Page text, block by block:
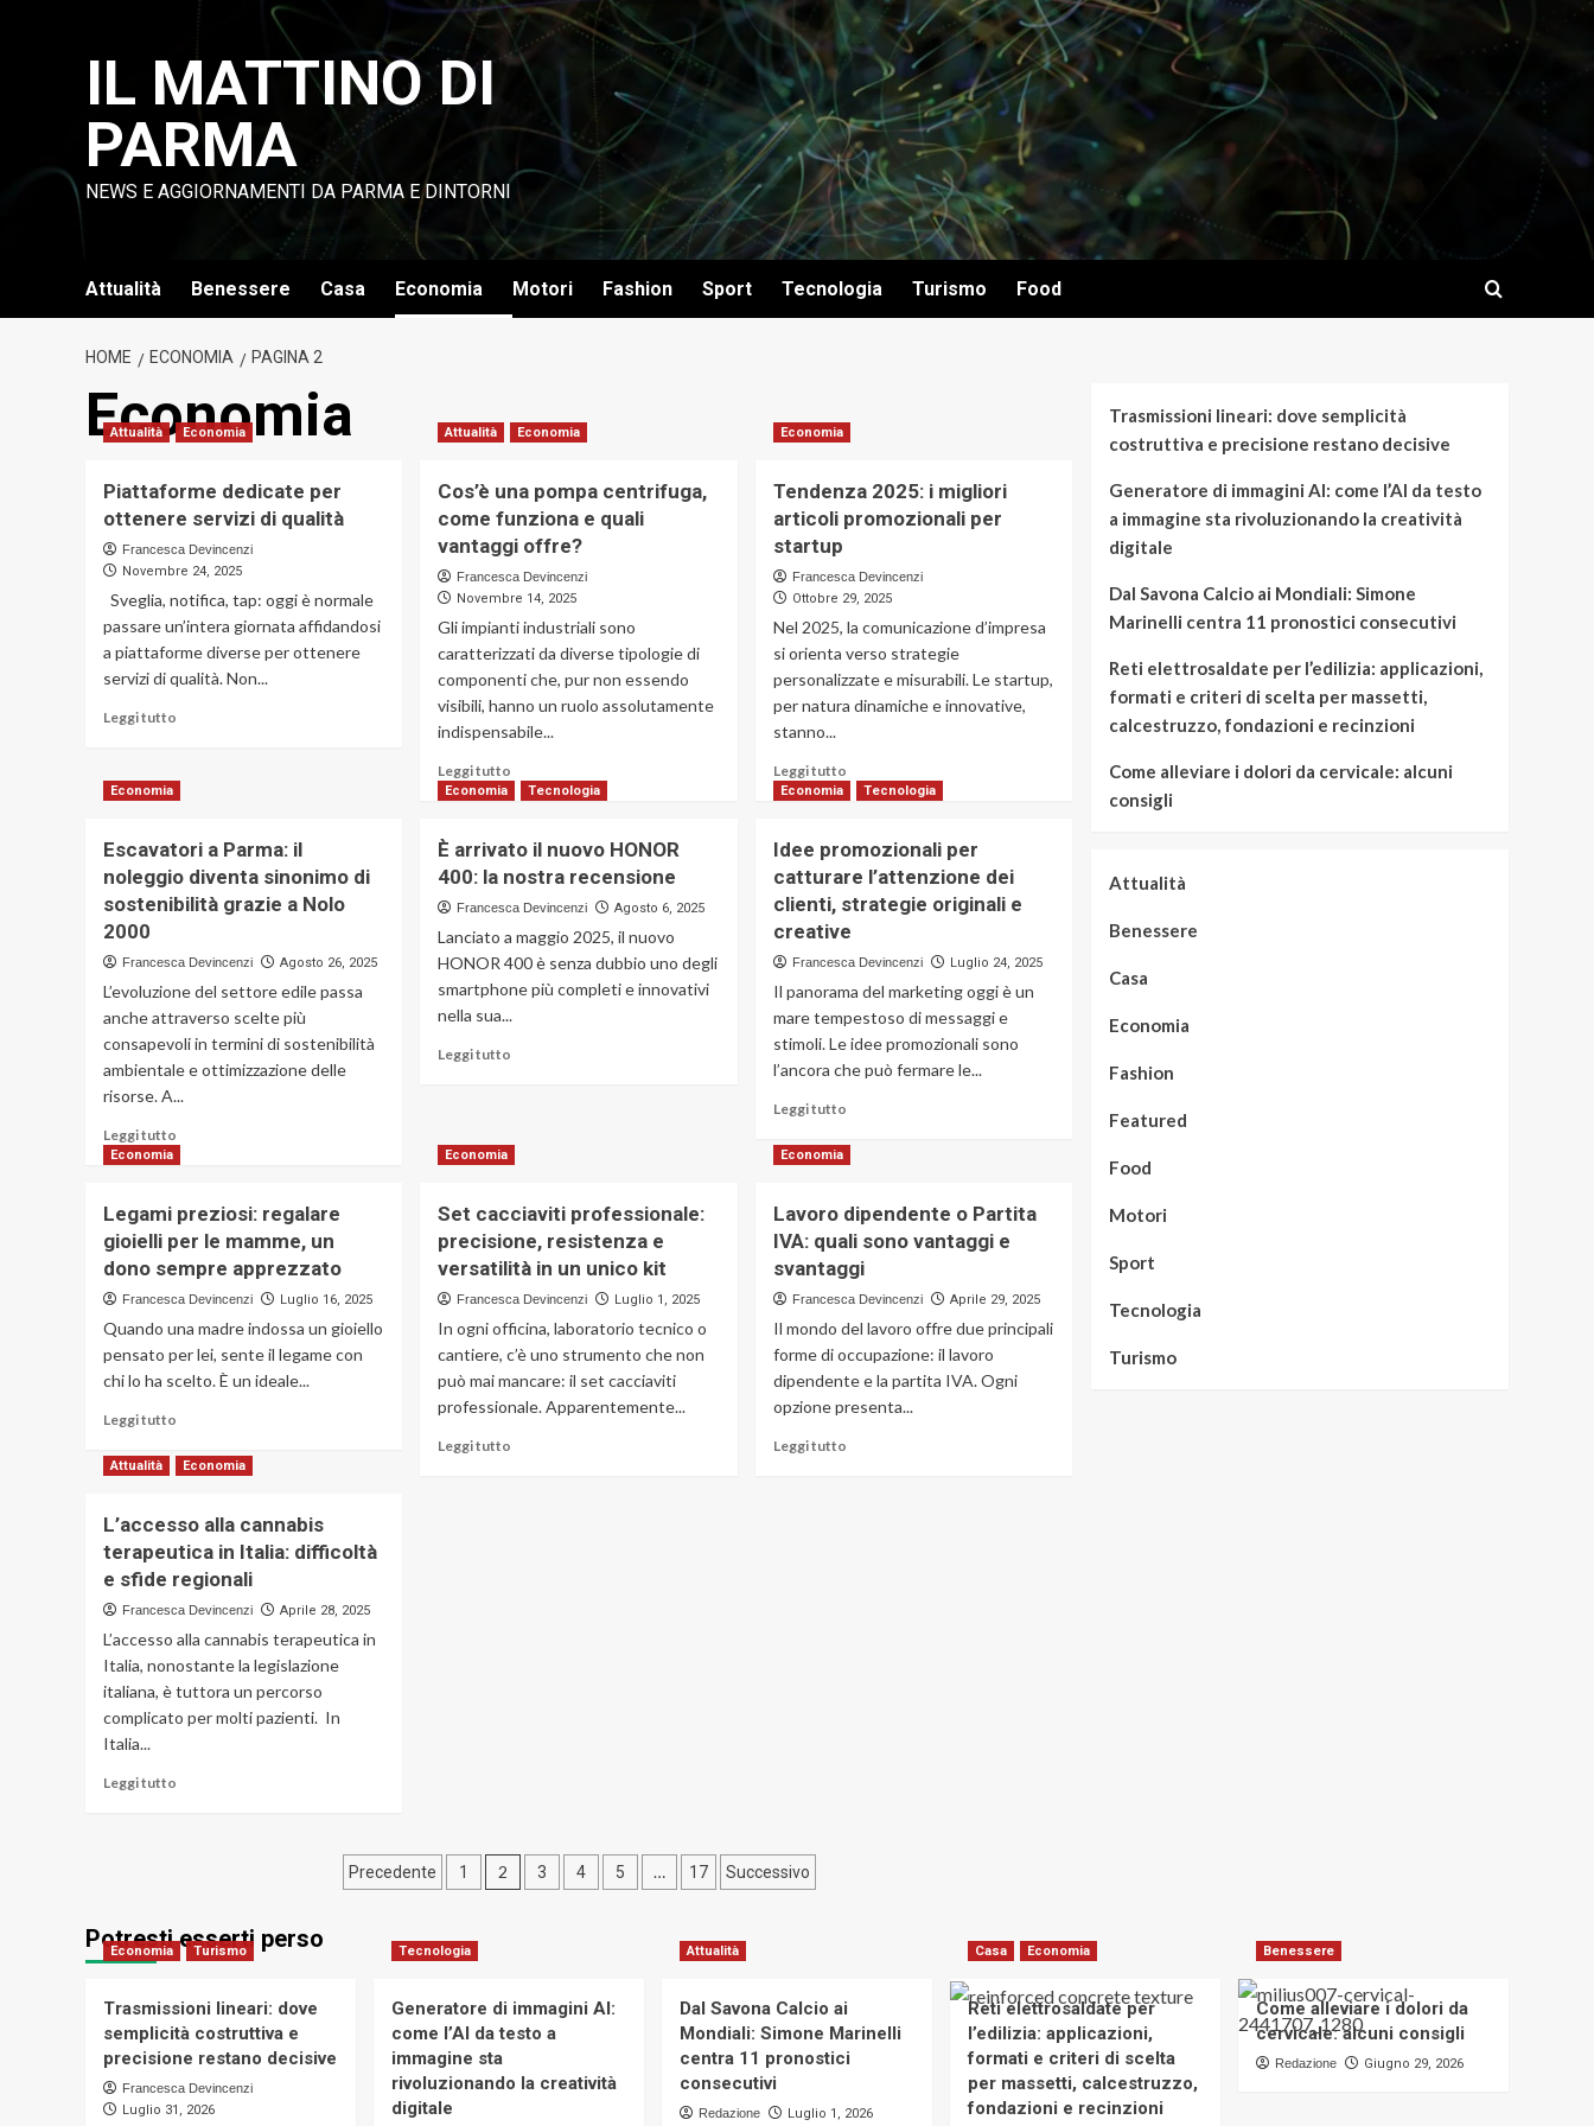
IL MATTINO DI
PARMA
NEWS E AGGIORNAMENTI DA PARMA E DINTORNI
Attualità Benessere Casa Economia Motori Fashion Sport Tecnologia Turismo Food
HOME ECONOMIA PAGINA 2
Economia
Attualità Economia
Piattaforme dedicate per
ottenere servizi di qualità
Francesca Devincenzi
Novembre 24, 2025
Sveglia, notifica, tap: oggi è normale
passare un’intera giornata affidandosi
a piattaforme diverse per ottenere
servizi di qualità. Non...
Leggi tutto
su
Piattaforme
per
ottenere
servizi
di
Attualità Economia
Cos’è una pompa centrifuga,
come funziona e quali
vantaggi offre?
Francesca Devincenzi
Novembre 14, 2025
Gli impianti industriali sono
caratterizzati da diverse tipologie di
componenti che, pur non essendo
visibili, hanno un ruolo assolutamente
indispensabile...
Leggi tutto
Cos’è
una
pompa
come
funziona
e
quali
Economia
Tendenza 2025: i migliori
articoli promozionali per
startup
Francesca Devincenzi
Ottobre 29, 2025
Nel 2025, la comunicazione d’impresa
si orienta verso strategie
personalizzate e misurabili. Le startup,
per natura dinamiche e innovative,
stanno...
Leggi tuttoLeggi
Tendenza
2025:
i
migliori
promozionali
per
startup
Economia
Escavatori a Parma: il
noleggio diventa sinonimo di
sostenibilità grazie a Nolo
2000
Francesca Devincenzi Agosto 26, 2025
L’evoluzione del settore edile passa
anche attraverso scelte più
consapevoli in termini di sostenibilità
ambientale e ottimizzazione delle
risorse. A...
Leggi tutto
Escavatori
a
Parma:
diventa
sinonimo
di
Nolo
Economia Tecnologia
È arrivato il nuovo HONOR
400: la nostra recensione
Francesca Devincenzi Agosto 6, 2025
Lanciato a maggio 2025, il nuovo
HONOR 400 è senza dubbio uno degli
smartphone più completi e innovativi
nella sua...
Leggi tutto
È
arrivato
nuovo
400:
la
nostra
recensione
Economia Tecnologia
Idee promozionali per
catturare l’attenzione dei
clienti, strategie originali e
creative
Francesca Devincenzi Luglio 24, 2025
Il panorama del marketing oggi è un
mare tempestoso di messaggi e
stimoli. Le idee promozionali sono
l’ancora che può fermare le...
Leggi tuttoLeggi
più
promozionali
per
catturare
dei
clienti,
strategie
originali
Economia
Legami preziosi: regalare
gioielli per le mamme, un
dono sempre apprezzato
Francesca Devincenzi Luglio 16, 2025
Quando una madre indossa un gioiello
pensato per lei, sente il legame con
chi lo ha scelto. È un ideale...
Leggi tutto
più
preziosi:
regalare
gioielli
le
mamme,
un
dono
apprezzato
Economia
Set cacciaviti professionale:
precisione, resistenza e
versatilità in un unico kit
Francesca Devincenzi Luglio 1, 2025
In ogni officina, laboratorio tecnico o
cantiere, c’è uno strumento che non
può mai mancare: il set cacciaviti
professionale. Apparentemente...
Leggi tutto
Economia
Lavoro dipendente o Partita
IVA: quali sono vantaggi e
svantaggi
Francesca Devincenzi Aprile 29, 2025
Il mondo del lavoro offre due principali
forme di occupazione: il lavoro
dipendente e la partita IVA. Ogni
opzione presenta...
Leggi tuttoLeggi
Attualità Economia
L’accesso alla cannabis
terapeutica in Italia: difficoltà
e sfide regionali
Francesca Devincenzi Aprile 28, 2025
L’accesso alla cannabis terapeutica in
Italia, nonostante la legislazione
italiana, è tuttora un percorso
complicato per molti pazienti. In
Italia...
Leggi tutto
terapeutica
in
difficoltà
e
Paginazione
articoli
Precedente 1 2 3 4 5 … 17 Successivo
Trasmissioni lineari: dove semplicità
costruttiva e precisione restano decisive
Generatore di immagini AI: come l’AI da testo
a immagine sta rivoluzionando la creatività
digitale
Dal Savona Calcio ai Mondiali: Simone
Marinelli centra 11 pronostici consecutivi
Reti elettrosaldate per l’edilizia: applicazioni,
formati e criteri di scelta per massetti,
calcestruzzo, fondazioni e recinzioni
Come alleviare i dolori da cervicale: alcuni
consigli
Attualità
Benessere
Casa
Economia
Fashion
Featured
Food
Motori
Sport
Tecnologia
Turismo
Potresti esserti perso
Economia Turismo
Trasmissioni lineari: dove
semplicità costruttiva e
precisione restano decisive
Francesca Devincenzi
Luglio 31, 2026
Tecnologia
Generatore di immagini AI:
come l’AI da testo a
immagine sta
rivoluzionando la creatività
digitale
Attualità
Dal Savona Calcio ai
Mondiali: Simone Marinelli
centra 11 pronostici
consecutivi
Redazione Luglio 1, 2026
Casa Economia
Reti elettrosaldate per
l’edilizia: applicazioni,
formati e criteri di scelta
per massetti, calcestruzzo,
fondazioni e recinzioni
Benessere
Come alleviare i dolori da
cervicale: alcuni consigli
Redazione Giugno 29, 2026